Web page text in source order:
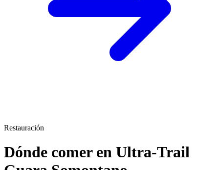
Restauración
Dónde comer en Ultra-Trail